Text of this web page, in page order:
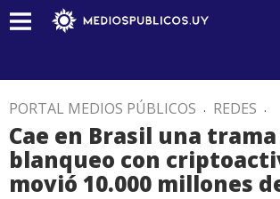
PORTAL MEDIOS PÚBLICOS . REDES .
Cae en Brasil una
blanqueo con
movió 10.000 millones